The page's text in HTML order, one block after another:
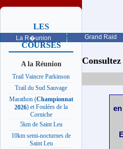
La R�union Grand Raid
LES
PROCHAINES
COURSES
A la Réunion
Trail Vaincre Parkinson
Trail du Sud Sauvage
Marathon (Championnat
2026) et Foulées de la
Corniche
5km de Saint Leu
10km semi-nocturnes de
Saint Leu